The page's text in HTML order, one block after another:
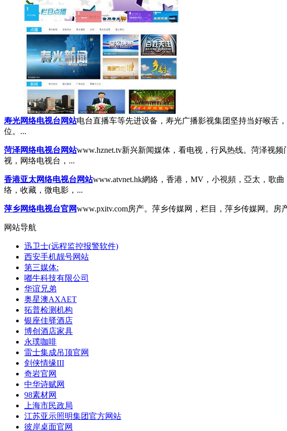
寿光网络电视台网站电台直播车等先进设备，寿光广播影视集团坚持当好喉舌
位。...
菏泽网络电视台网站www.hznet.tv新兴新闻媒体，看电视，行风热线。菏泽视
视，网络电视台，...
香港亚太网络电视台网站www.atvnet.hk網絡，香港，MV，小視頻，亞太，歌
络，收藏，微电影，...
萍乡网络电视台官网www.pxitv.com房产。萍乡传媒网，栏目，萍乡传媒网。房
网站导航
迅卫士(远程监控报警软件)
西安手机靓号网站
第三媒体:
嘟牛科技有限公司
华谊兄弟
奥星澳AXAET
拓普检测机构
银座佳驿酒店
博创酒店家具
永璞咖啡
雷士集成吊顶官网
剑侠情缘III
奇岩官网
中华诗赋网
98素材网
上海市民政局
江苏亚示照明集团官方网站
彼岸桌面官网